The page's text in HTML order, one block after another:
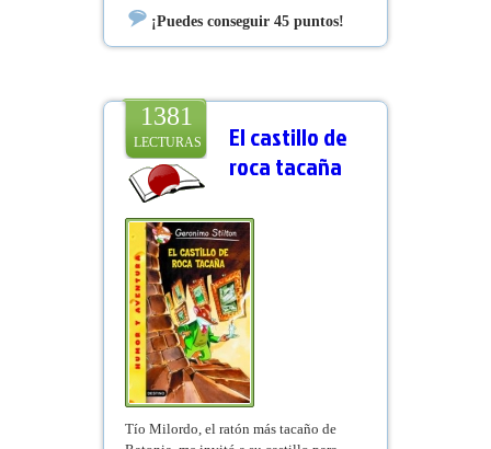
para las que a veces no hay respuesta.
¡Puedes conseguir 45 puntos!
1381
LECTURAS
El castillo de
roca tacaña
Tío Milordo, el ratón más tacaño de